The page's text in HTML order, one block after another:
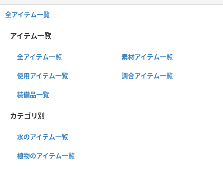
全アイテム一覧
アイテム一覧
全アイテム一覧 素材アイテム一覧
使用アイテム一覧 調合アイテム一覧
装備品一覧
カテゴリ別
水のアイテム一覧
植物のアイテム一覧